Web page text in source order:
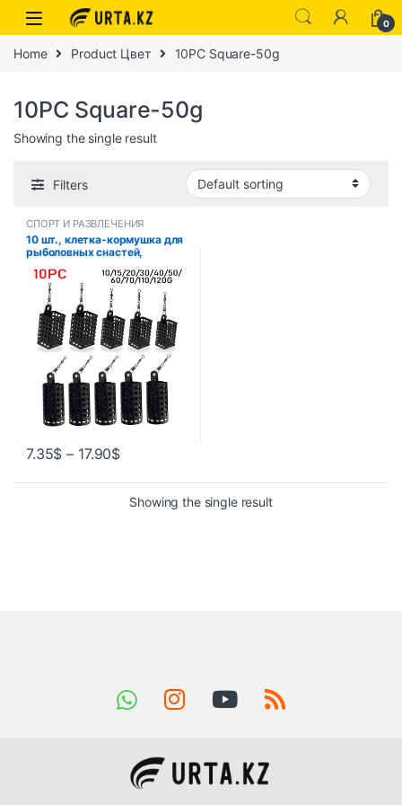
0
Home Product Цвет 10PC Square-50g
10PC Square-50g
Showing the single result
Filters
СПОРТ И РАЗВЛЕЧЕНИЯ
10 шт., клетка-кормушка для
рыболовных снастей,
стали, кормушки для
рыбалки, круглая квадратная
корзина-корзина, клетка для
рыбалки, клетка для
приманки
7.35$ – 17.90$
Showing the single result